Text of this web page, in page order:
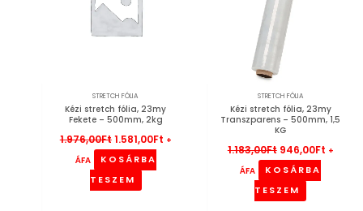
STRETCH FÓLIA
Kézi stretch fólia, 23my
Fekete – 500mm, 2kg
1.976,00Ft1.581,00Ft +
ÁFA
KOSÁRBA
TESZEM
STRETCH FÓLIA
Kézi stretch fólia, 23my
Transzparens – 500mm, 1,5
KG
1.183,00Ft 946,00Ft +
ÁFA
KOSÁRBA
TESZEM